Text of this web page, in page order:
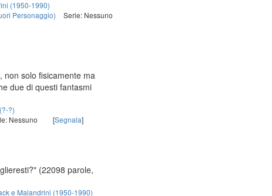
(1950-1990)
Personaggio)
Serie: Nessuno
non solo fisicamente ma
due di questi fantasmi
?)
Nessuno [Segnala]
(22098 parole,
e Malandrini (1950-1990)